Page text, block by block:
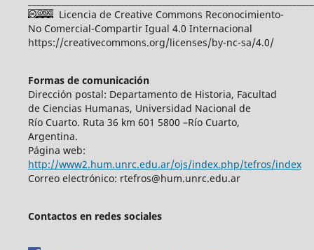
Licencia de Creative Commons Reconocimiento-
No Comercial-Compartir Igual 4.0 Internacional
https://creativecommons.org/licenses/by-nc-sa/4.0/
Formas de comunicación
Dirección postal: Departamento de Historia, Facultad
de Ciencias Humanas, Universidad Nacional de
Río Cuarto. Ruta 36 km 601 5800 –Río Cuarto,
Argentina.
Página web:
http://www2.hum.unrc.edu.ar/ojs/index.php/tefros/index
Correo electrónico: rtefros@hum.unrc.edu.ar
Contactos en redes sociales